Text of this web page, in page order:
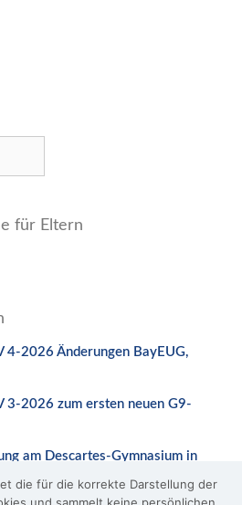
für Eltern
4-2026 Änderungen BayEUG,
3-2026 zum ersten neuen G9-
am Descartes-Gymnasium in
die für die korrekte Darstellung der